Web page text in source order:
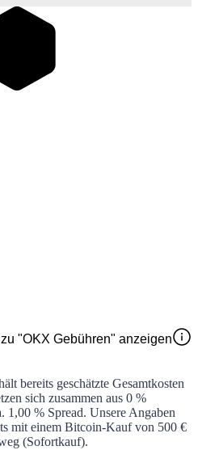
"OKX Gebühren" anzeigen
bereits geschätzte Gesamtkosten
sich zusammen aus 0 %
1,00 % Spread. Unsere Angaben
mit einem Bitcoin-Kauf von 500 €
(Sofortkauf).